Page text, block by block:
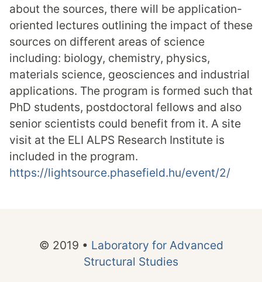
about the sources, there will be application-
oriented lectures outlining the impact of these
sources on different areas of science
including: biology, chemistry, physics,
materials science, geosciences and industrial
applications. The program is formed such that
PhD students, postdoctoral fellows and also
senior scientists could benefit from it. A site
visit at the ELI ALPS Research Institute is
included in the program.
https://lightsource.phasefield.hu/event/2/
© 2019 • Laboratory for Advanced
Structural Studies